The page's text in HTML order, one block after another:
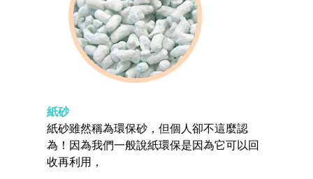
紙砂
紙砂雖然稱為環保砂，但個人卻不這麼認
為！因為我們一般說紙環保是因為它可以回
收再利用，